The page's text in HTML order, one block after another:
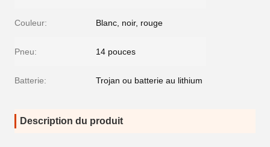
Couleur: Blanc, noir, rouge
Pneu: 14 pouces
Batterie: Trojan ou batterie au lithium
Description du produit